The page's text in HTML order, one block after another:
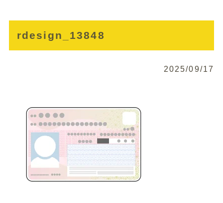
rdesign_13848
2025/09/17